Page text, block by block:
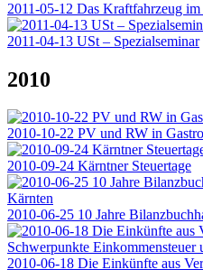
2011-05-12 Das Kraftfahrzeug im
2011-04-13 USt – Spezialseminar
2010
2010-10-22 PV und RW in
2010-09-24 Kärntner Steuertage
2010-06-25 10 Jahre
2010-06-18 Die Einkünfte aus